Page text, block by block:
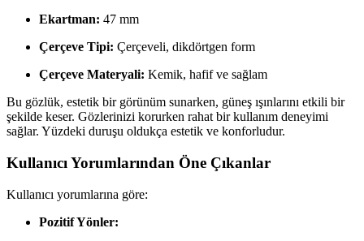
Ekartman: 47 mm
Çerçeve Tipi: Çerçeveli, dikdörtgen form
Çerçeve Materyali: Kemik, hafif ve sağlam
Bu gözlük, estetik bir görünüm sunarken, güneş ışınlarını etkili bir
şekilde keser. Gözlerinizi korurken rahat bir kullanım deneyimi
sağlar. Yüzdeki duruşu oldukça estetik ve konforludur.
Kullanıcı Yorumlarından Öne Çıkanlar
Kullanıcı yorumlarına göre:
Pozitif Yönler: